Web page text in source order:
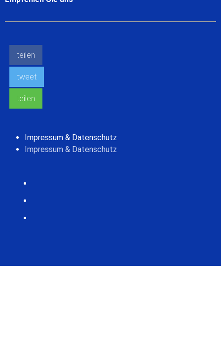
teilen
tweet
teilen
Impressum & Datenschutz
Impressum & Datenschutz